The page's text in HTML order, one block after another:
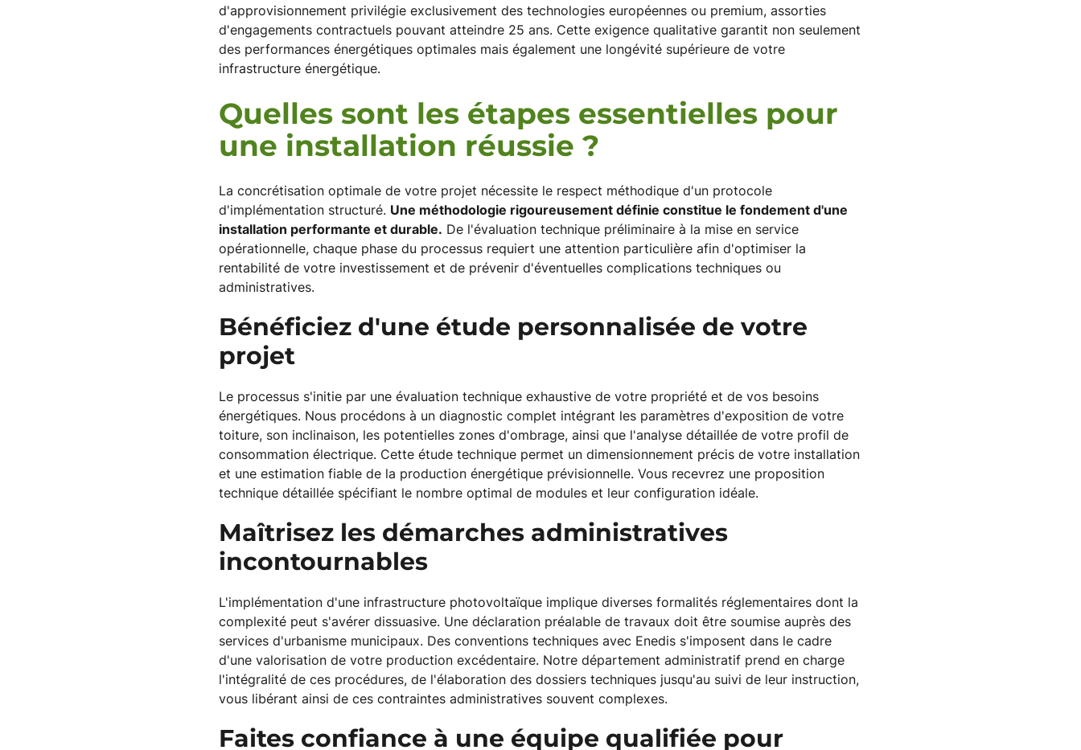
d'approvisionnement privilégie exclusivement des technologies européennes ou premium, assorties
d'engagements contractuels pouvant atteindre 25 ans. Cette exigence qualitative garantit non seulement
des performances énergétiques optimales mais également une longévité supérieure de votre
infrastructure énergétique.
Quelles sont les étapes essentielles pour
une installation réussie ?
La concrétisation optimale de votre projet nécessite le respect méthodique d'un protocole
d'implémentation structuré. Une méthodologie rigoureusement définie constitue le fondement d'une
installation performante et durable. De l'évaluation technique préliminaire à la mise en service
opérationnelle, chaque phase du processus requiert une attention particulière afin d'optimiser la
rentabilité de votre investissement et de prévenir d'éventuelles complications techniques ou
administratives.
Bénéficiez d'une étude personnalisée de votre
projet
Le processus s'initie par une évaluation technique exhaustive de votre propriété et de vos besoins
énergétiques. Nous procédons à un diagnostic complet intégrant les paramètres d'exposition de votre
toiture, son inclinaison, les potentielles zones d'ombrage, ainsi que l'analyse détaillée de votre profil de
consommation électrique. Cette étude technique permet un dimensionnement précis de votre installation
et une estimation fiable de la production énergétique prévisionnelle. Vous recevrez une proposition
technique détaillée spécifiant le nombre optimal de modules et leur configuration idéale.
Maîtrisez les démarches administratives
incontournables
L'implémentation d'une infrastructure photovoltaïque implique diverses formalités réglementaires dont la
complexité peut s'avérer dissuasive. Une déclaration préalable de travaux doit être soumise auprès des
services d'urbanisme municipaux. Des conventions techniques avec Enedis s'imposent dans le cadre
d'une valorisation de votre production excédentaire. Notre département administratif prend en charge
l'intégralité de ces procédures, de l'élaboration des dossiers techniques jusqu'au suivi de leur instruction,
vous libérant ainsi de ces contraintes administratives souvent complexes.
Faites confiance à une équipe qualifiée pour